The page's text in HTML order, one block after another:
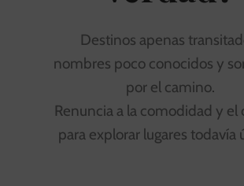
Destinos apenas
nombres poco conocidos y
por el camino.
Renuncia a la comodidad y el
para explorar lugares todavía